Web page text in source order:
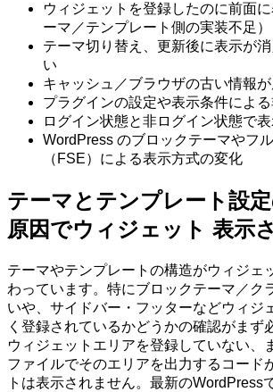
ウィジェットを登録したのに前面
ーマ／テンプレート側の実装不足）
テーマ切り替え、更新後に表示が
い
キャッシュ／ブラウザの古い情報が
プラグインの設定や表示条件によ
ログイン状態と非ログイン状態で
WordPress のブロックテーマやフ
（FSE）による表示方式の変化
テーマとテンプレート設
原因でウィジェット 表示
テーマやテンプレートの構造がウィジェ
わっています。特にブロックテーマ／ク
いや、サイドバー・フッターなどウィジ
く登録されているかどうかの確認がまず
ウィジェットエリアを登録していない、
ファイルでそのエリアを出力するコード
トは表示されません。最新のWordPress